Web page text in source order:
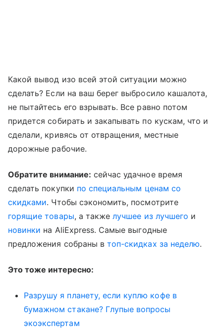
Какой вывод изо всей этой ситуации можно
сделать? Если на ваш берег выбросило кашалота,
не пытайтесь его взрывать. Все равно потом
придется собирать и закапывать по кускам, что и
сделали, кривясь от отвращения, местные
дорожные рабочие.
Обратите внимание: сейчас удачное время
сделать покупки по специальным ценам со
скидками. Чтобы сэкономить, посмотрите
горящие товары, а такжелучшее из лучшего и
новинки на AliExpress. Самые выгодные
предложения собраны втоп-скидках за неделю.
Это тоже интересно:
Разрушу я планету, если куплю кофе в
бумажном стакане? Глупые вопросы
экоэкспертам